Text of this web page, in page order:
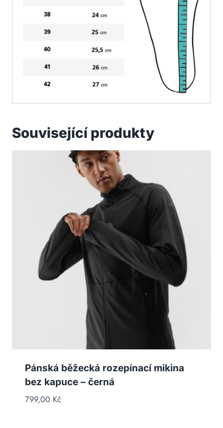
Související produkty
Pánská běžecká rozepínací mikina
bez kapuce – černá
799,00 Kč